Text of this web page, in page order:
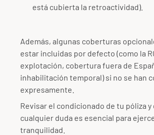
está cubierta la retroactividad).
Además, algunas coberturas
estar incluidas por defecto (como la
explotación, cobertura fuera de
inhabilitación temporal) si no se han
expresamente.
Revisar el condicionado de tu póliza
cualquier duda es esencial para
tranquilidad.